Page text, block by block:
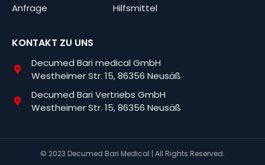
Anfrage
Hilfsmittel
KONTAKT ZU UNS
Decumed Bari medical GmbH
Westheimer Str. 15, 86356 Neusäß
Decumed Bari Vertriebs GmbH
Westheimer Str. 15, 86356 Neusäß
© 2023 Decumed Bari Medical | All Rights Reserved.